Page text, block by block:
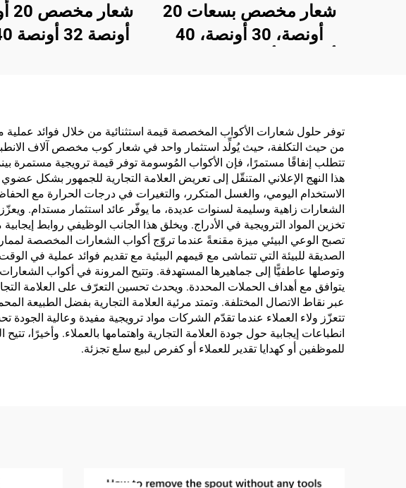
شعار مخصص بسعات 20
أونصة، 30 أونصة، 40
سعات 20 أونصة، 30
أونصة، 40 أونصة، كأس مع
مقبض
معزول بالفراغ
توفر حلول شعارات الأكواب المخصصة قيمة استثنائية من خلال فوائد
من حيث التكلفة، حيث يُولِّد استثمار واحد في شعار كوب مخصص آلاف
تتطلب إنفاقًا مستمرًا، فإن الأكواب المُوسومة توفر قيمة ترويجية مستمرة
هذا النهج الإعلاني المتنقّل إلى تعريض العلامة التجارية للجمهور بشكل
الاستخدام اليومي، والغسل المتكرر، والتغيرات في درجات الحرارة مع
الشعارات زاهية وسليمة لسنوات عديدة، ما يوفّر عائد استثمار مستدام.
تخزين المواد الترويجية في الأدراج. ويخلق هذا الجانب الوظيفي روابط
تصبح الوعي البيئي ميزة مقنعةً عندما تروّج أكواب الشعارات المخصصة
الصديقة للبيئة التي تتماشى مع قيمهم البيئية مع تقديم فوائد عملية في
وتوصلها عاطفيًّا إلى جماهيرها المستهدفة. وتتيح المرونة في أكواب
يتوافق مع أهداف الحملات المحددة. ويحدث تحسين التعرّف على العلامة
عبر نقاط الاتصال المختلفة. وتمتد مرئية العلامة التجارية بفضل الطبيعة
تتعزّز ولاء العملاء عندما تقدّم الشركات مواد ترويجية مفيدة وعالية
انطباعات إيجابية حول جودة العلامة التجارية واهتمامها بالعملاء.
للموظفين أو كهدايا تقدير للعملاء أو كفرص لبيع سلع تجزئة.